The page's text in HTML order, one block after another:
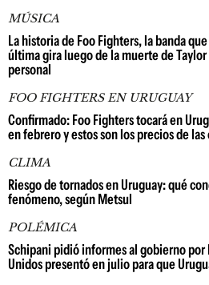
MÚSICA
La historia de Foo Fighters, la banda
última gira luego de la muerte de
personal
FOO FIGHTERS EN URUGUAY
Confirmado: Foo Fighters tocará en
en febrero y estos son los precios de las
CLIMA
Riesgo de tornados en Uruguay: qué
fenómeno, según Metsul
POLÉMICA
Schipani pidió informes al gobierno por
Unidos presentó en julio para que